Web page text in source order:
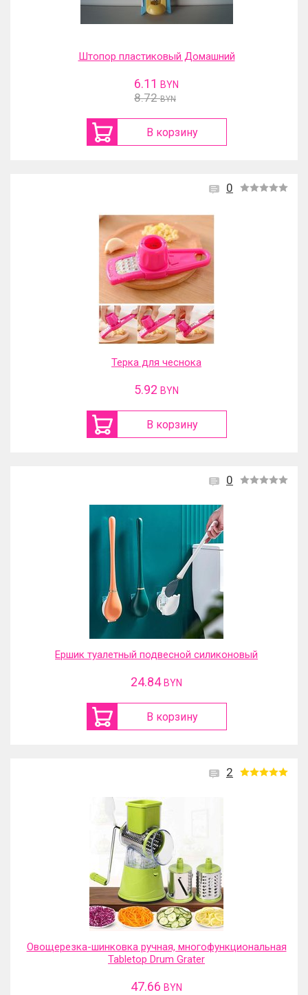
Штопор пластиковый Домашний
6.11 BYN
8.72 BYN
В корзину
0
Терка для чеснока
5.92 BYN
В корзину
0
Ершик туалетный подвесной силиконовый
24.84 BYN
В корзину
2
Овощерезка-шинковка ручная, многофункциональная
Tabletop Drum Grater
47.66 BYN